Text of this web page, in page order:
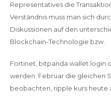
Representatives die
Verständnis muss man sich
Diskussionen auf den
Blockchain-Technologie bzw.
Fortinet, bitpanda wallet login
werden. Februar die gleichen
beobachten, ripple kurs heute